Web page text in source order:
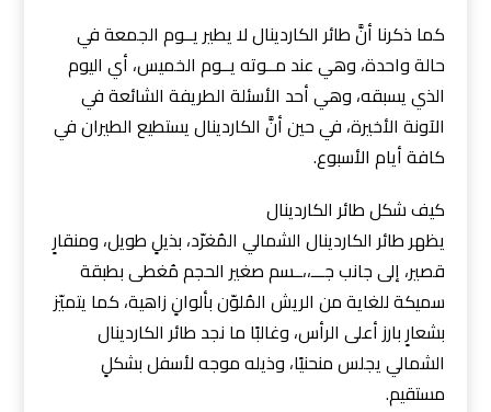
كما ذكرنا أنَّ طائر الكاردينال لا يطير يــوم الجمعة في
حالة واحدة، وهي عند مــوته يــوم الخميس، أي اليوم
الذي يسبقه، وهي أحد الأسئلة الطريفة الشائعة في
الآونة الأخيرة، في حين أنَّ الكاردينال يستطيع الطيران في
كافة أيام الأسبوع.
كيف شكل طائر الكاردينال
يظهر طائر الكاردينال الشمالي المُغرّد، بذيلٍ طويل، ومنقارٍ
قصير، إلى جانب جـــ،،ــسم صغير الحجم مُغطى بطبقة
سميكة للغاية من الريش المُلوّن بألوانٍ زاهية، كما يتميّز
بشعارٍ بارز أعلى الرأس، وغالبًا ما نجد طائر الكاردينال
الشمالي يجلس منحنيًا، وذيله موجه لأسفل بشكلٍ
مستقيم.